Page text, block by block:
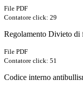
File PDF
Contatore click: 29
Regolamento Divieto di
File PDF
Contatore click: 51
Codice interno